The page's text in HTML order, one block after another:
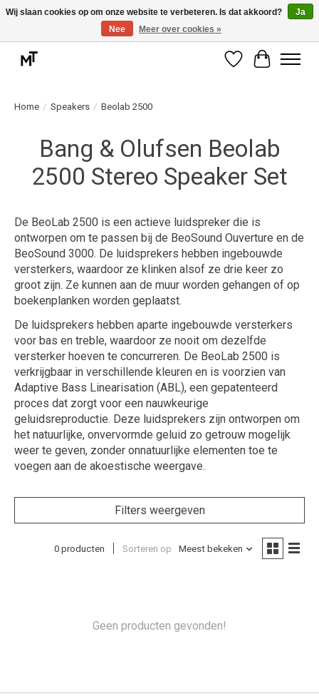
Deskundige installatie of montage nodig? Vraag ons naar de mogelijkheden.
Verlanglijst
Home / Speakers / Beolab 2500
Bang & Olufsen Beolab
2500 Stereo Speaker Set
De BeoLab 2500 is een actieve luidspreker die is
ontworpen om te passen bij de BeoSound Ouverture en de
BeoSound 3000. De luidsprekers hebben ingebouwde
versterkers, waardoor ze klinken alsof ze drie keer zo
groot zijn. Ze kunnen aan de muur worden gehangen of op
boekenplanken worden geplaatst.
De luidsprekers hebben aparte ingebouwde versterkers
voor bas en treble, waardoor ze nooit om dezelfde
versterker hoeven te concurreren. De BeoLab 2500 is
verkrijgbaar in verschillende kleuren en is voorzien van
Adaptive Bass Linearisation (ABL), een gepatenteerd
proces dat zorgt voor een nauwkeurige
geluidsreproductie. Deze luidsprekers zijn ontworpen om
het natuurlijke, onvervormde geluid zo getrouw mogelijk
weer te geven, zonder onnatuurlijke elementen toe te
voegen aan de akoestische weergave.
Filters weergeven
0 producten Sorteren op Meest bekeken
Geen producten gevonden!
Wij slaan cookies op om onze website te verbeteren. Is dat akkoord?
Ja
Nee
Meer over cookies »